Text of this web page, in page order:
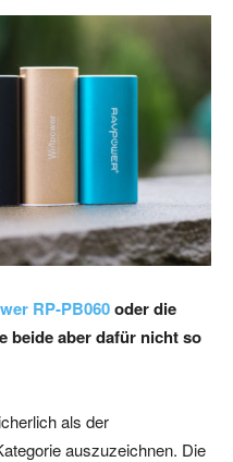
RP-PB060oder die
beide aber dafür nicht so
als der
auszuzeichnen. Die